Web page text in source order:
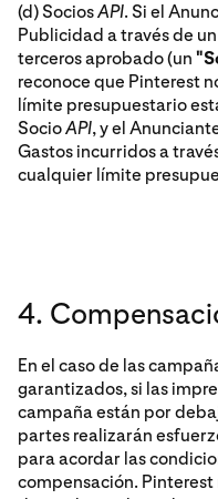
(d) SociosAPI. Si el
Publicidad a través de
terceros aprobado (un
reconoce que Pinterest
límite presupuestario
SocioAPI, y el
Gastos incurridos a
cualquier límite
4.
En el caso de las
garantizados, si las
campaña están por
partes realizarán
para acordar las
compensación.